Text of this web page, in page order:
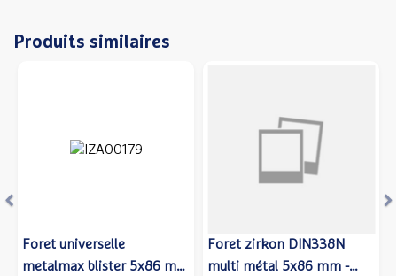
Produits similaires
Foret universelle
metalmax blister 5x86 mm
Foret zirkon DIN338N
multi métal 5x86 mm -